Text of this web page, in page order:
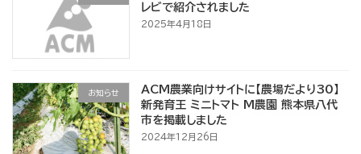
レビで紹介されました
2025年4月18日
お知らせ
ACM農業向けサイトに【農場だより30】
新発育王 ミニトマト M農園 熊本県八代
市を掲載しました
2024年12月26日